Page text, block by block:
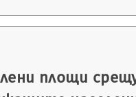
площи